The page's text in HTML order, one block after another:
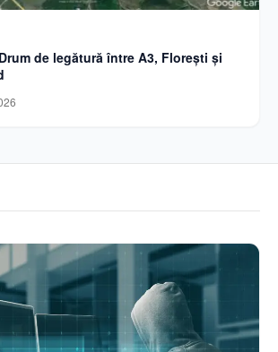
de legătură între A3, Florești și